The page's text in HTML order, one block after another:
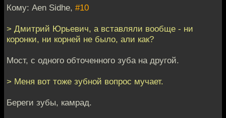
Кому: Aen Sidhe, #10
> Дмитрий Юрьевич, а вставляли вообще - ни
коронки, ни корней не было, али как?
Мост, с одного обточенного зуба на другой.
> Меня вот тоже зубной вопрос мучает.
Береги зубы, камрад.